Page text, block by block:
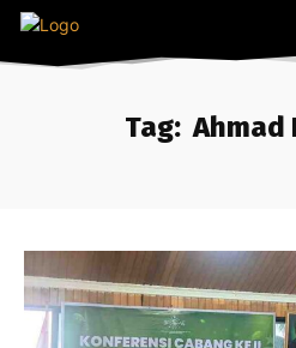
Tag: Ahmad